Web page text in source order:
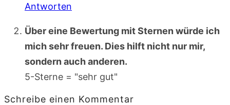
Antworten
Über eine Bewertung mit Sternen würde ich
mich sehr freuen. Dies hilft nicht nur mir,
sondern auch anderen.
5-Sterne = "sehr gut"
Schreibe einen Kommentar